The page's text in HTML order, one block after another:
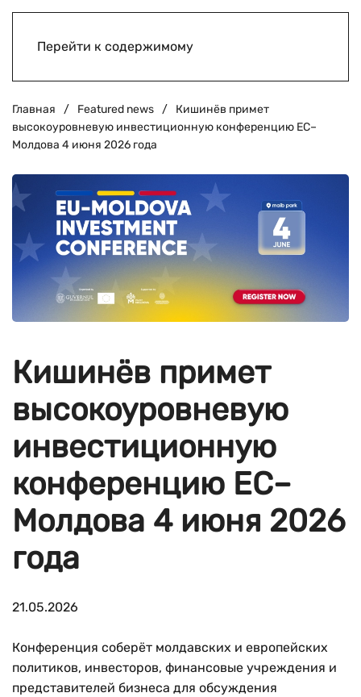
Перейти к содержимому
Главная Featured news
Кишинёв примет
высокоуровневую инвестиционную конференцию ЕС–
Молдова 4 июня 2026 года
Кишинёв примет
высокоуровневую
инвестиционную
конференцию ЕС–
Молдова 4 июня 2026
года
21.05.2026
Конференция соберёт молдавских и европейских
политиков, инвесторов, финансовые учреждения и
представителей бизнеса для обсуждения